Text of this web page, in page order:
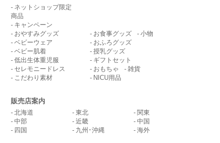
ネットショップ限定
商品
キャンペーン
おやすみグッズ
ベビーウェア
ベビー肌着
低出生体重児服
セレモニードレス
こだわり素材
お食事グッズ
小物
おふろグッズ
授乳グッズ
ギフトセット
おもちゃ
雑貨
NICU用品
販売店案内
北海道 東北
関東
中部
近畿
中国
四国
九州･沖縄 海外